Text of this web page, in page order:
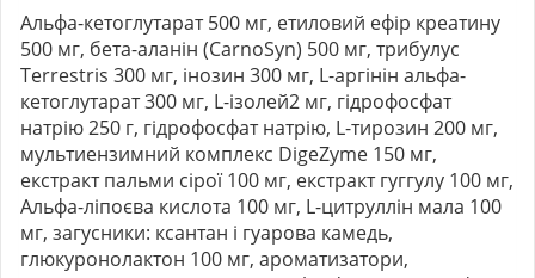
Альфа-кетоглутарат 500 мг, етиловий ефір креатину
500 мг, бета-аланін (CarnoSyn) 500 мг, трибулус
Terrestris 300 мг, інозин 300 мг, L-аргінін альфа-
кетоглутарат 300 мг, L-ізолей2 мг, гідрофосфат
натрію 250 г, гідрофосфат натрію, L-тирозин 200 мг,
мультиензимний комплекс DigeZyme 150 мг,
екстракт пальми сірої 100 мг, екстракт гуггулу 100 мг,
Альфа-ліпоєва кислота 100 мг, L-цитруллін мала 100
мг, загусники: ксантан і гуарова камедь,
глюкуронолактон 100 мг, ароматизатори,